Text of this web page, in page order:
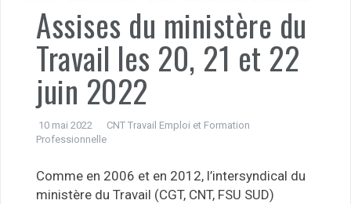
Assises du ministère du
Travail les 20, 21 et 22
juin 2022
10 mai 2022
CNT Travail Emploi et Formation
Professionnelle
Comme en 2006 et en 2012, l’intersyndical du
ministère du Travail (CGT, CNT, FSU SUD)